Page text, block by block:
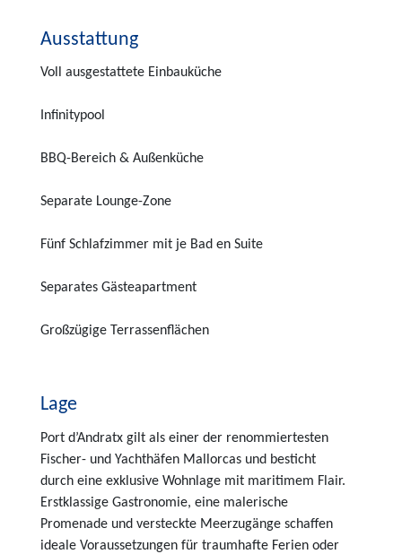
Ausstattung
Voll ausgestattete Einbauküche
Infinitypool
BBQ-Bereich & Außenküche
Separate Lounge-Zone
Fünf Schlafzimmer mit je Bad en Suite
Separates Gästeapartment
Großzügige Terrassenflächen
Lage
Port d’Andratx gilt als einer der renommiertesten
Fischer- und Yachthäfen Mallorcas und besticht
durch eine exklusive Wohnlage mit maritimem Flair.
Erstklassige Gastronomie, eine malerische
Promenade und versteckte Meerzugänge schaffen
ideale Voraussetzungen für traumhafte Ferien oder